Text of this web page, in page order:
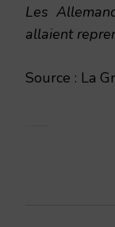
Les
allaient
Source : La